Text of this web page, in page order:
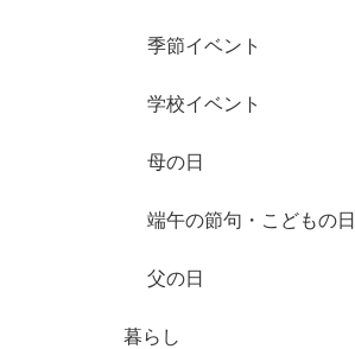
季節イベント
学校イベント
母の日
端午の節句・こどもの日
父の日
暮らし